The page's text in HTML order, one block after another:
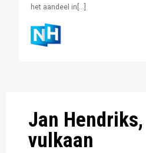
het aandeel in[…]
Jan
vulkaan